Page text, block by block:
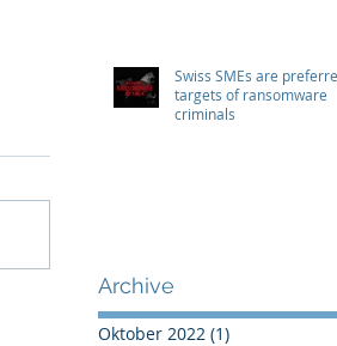
Swiss SMEs are
targets of ransomware
criminals
Archive
Oktober 2022 (1)